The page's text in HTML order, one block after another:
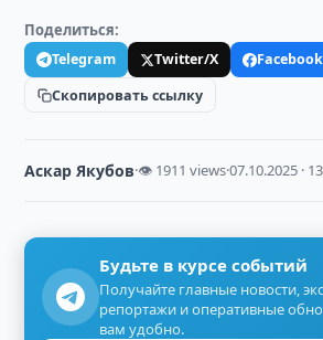
Поделиться:
Telegram Twitter/X
Facebook
Скопировать ссылку
Аскар Якубов·👁 1911 views·07.10.2025 ·
Будьте в курсе событий
Получайте главные новости,
репортажи и оперативные
вам удобно.